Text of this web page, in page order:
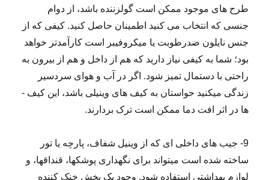
طرح­ های موجود ممکن است گول­زننده باشد، از دوام
جنسی که انتخاب می­ کنید اطمینان حاصل کنید. کیفی که از
جنس نایلون ضدرطوبت یا میکروفیبر است کارآمدتر خواهد
بود؛ شما به کیفی نیاز دارید که هم از داخل و هم از بیرون به
راحتی با دستمال تمیز شود. اگر در آب ­و هوای سردسیر
زندگی می­کنید حواستان به کیف های وینیلی باشد، این کیف ­
ها در اثر افت دما ممکن است ترک بردارند.
9- جیب­ های داخلی ­ای که از وینیل شفاف، پارچه یا تور
ساخته شده­ است می­تواند برای نگهداری پوشک­ها، قنداق­ها، و
لوازم بهداشتی استفاده شود. وجود یک بخش خنک­ کننده